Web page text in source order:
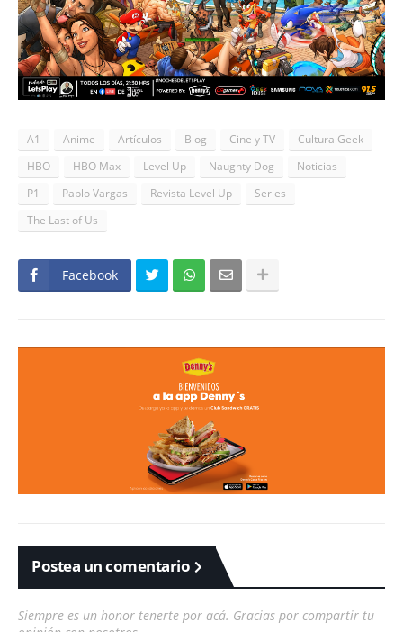
A1 Anime Artículos Blog Cine y TV
Cultura Geek
HBO
HBO Max Level Up Naughty Dog
Noticias
P1
Pablo Vargas Revista Level Up
Series
The Last of Us
Facebook
Postea un comentario
Siempre es un honor tenerte por acá. Gracias por compartir tu